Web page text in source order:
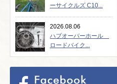
ーサイクルズ C10...
2026.08.06
ハブオーバーホール
ロードバイク...